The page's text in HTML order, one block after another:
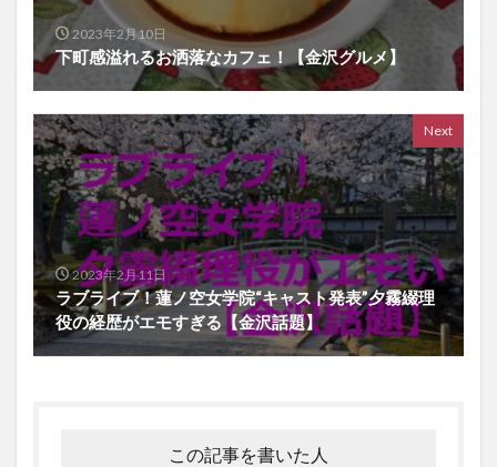
2023年2月10日
下町感溢れるお洒落なカフェ！【金沢グルメ】
Next
2023年2月11日
ラブライブ！蓮ノ空女学院“キャスト発表”夕霧綴理
役の経歴がエモすぎる【金沢話題】
この記事を書いた人